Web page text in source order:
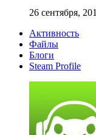
26 сентября,
Активность
Файлы
Блоги
Steam Profile